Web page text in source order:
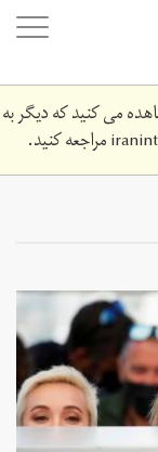
می کنید که دیگر به
مراجعه کنید.